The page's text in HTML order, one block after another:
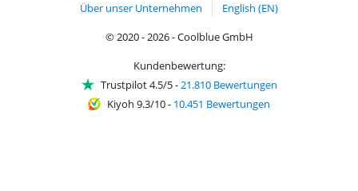
Über unser Unternehmen
English (EN)
© 2020 - 2026 - Coolblue GmbH
Kundenbewertung:
Trustpilot 4.5/5-21.810 Bewertungen
Kiyoh 9.3/10- 10.451 Bewertungen